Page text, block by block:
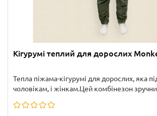
Кігурумі теплий для дорослих
Тепла піжама-кігурумі для дорослих, яка
чоловікам, і жінкам.Цей комбінезон